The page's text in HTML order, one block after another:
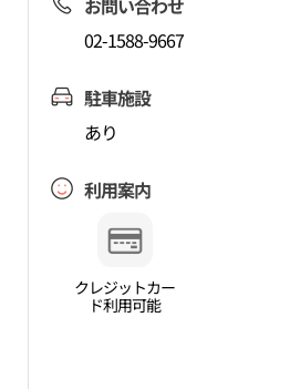
お問い合わせ
02-1588-9667
駐車施設
あり
利用案内
クレジットカー
ド利用可能